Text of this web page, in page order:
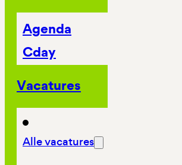
Agenda
Cday
Vacatures
Alle vacatures